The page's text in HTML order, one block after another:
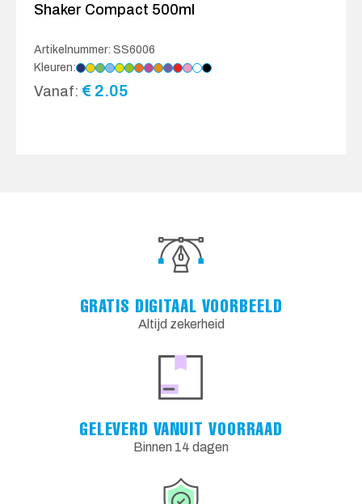
Shaker Compact 500ml
Artikelnummer: SS6006
Kleuren:
Vanaf: € 2.05
GRATIS DIGITAAL VOORBEELD
Altijd zekerheid
GELEVERD VANUIT VOORRAAD
Binnen 14 dagen